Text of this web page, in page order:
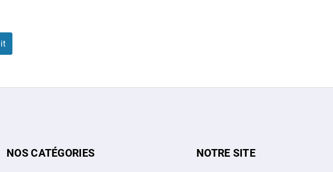
NOS CATÉGORIES NOTRE SITE